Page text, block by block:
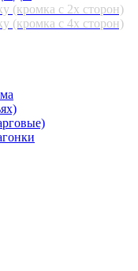
(кромка с 2х сторон)
(кромка с 4х сторон)